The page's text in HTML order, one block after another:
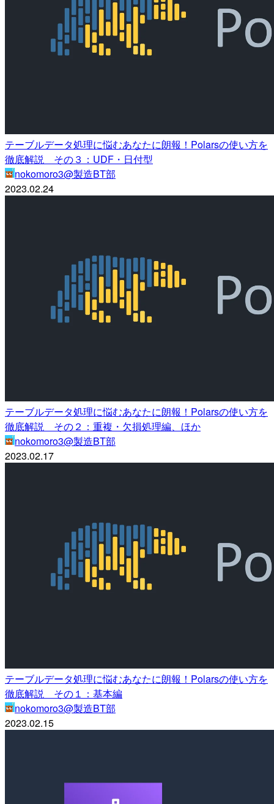
テーブルデータ処理に悩むあなたに朗報！Polarsの使い方を
徹底解説 その３：UDF・日付型
nokomoro3@製造BT部
2023.02.24
テーブルデータ処理に悩むあなたに朗報！Polarsの使い方を
徹底解説 その２：重複・欠損処理編、ほか
nokomoro3@製造BT部
2023.02.17
テーブルデータ処理に悩むあなたに朗報！Polarsの使い方を
徹底解説 その１：基本編
nokomoro3@製造BT部
2023.02.15